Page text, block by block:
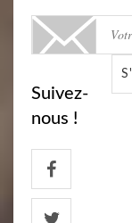
Suivez-
nous !